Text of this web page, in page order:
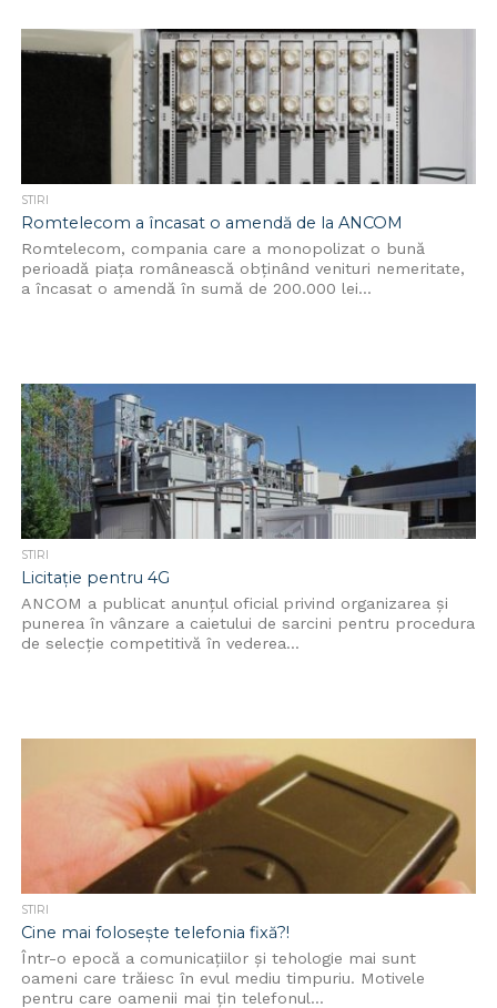
STIRI
Romtelecom a încasat o amendă de la ANCOM
Romtelecom, compania care a monopolizat o bună
perioadă piața românească obținând venituri nemeritate,
a încasat o amendă în sumă de 200.000 lei...
STIRI
Licitație pentru 4G
ANCOM a publicat anunţul oficial privind organizarea şi
punerea în vânzare a caietului de sarcini pentru procedura
de selecţie competitivă în vederea...
STIRI
Cine mai folosește telefonia fixă?!
Într-o epocă a comunicațiilor și tehologie mai sunt
oameni care trăiesc în evul mediu timpuriu. Motivele
pentru care oamenii mai țin telefonul...